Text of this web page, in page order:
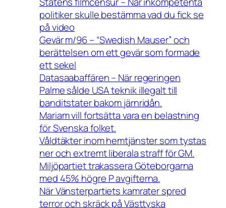
politiker skulle bestämma vad du fick se
på video
Gevär m/96 – “Swedish Mauser” och
berättelsen om ett gevär som formade
ett sekel
Datasaabaffären – När regeringen
Palme sålde USA teknik illegalt till
banditstater bakom järnridån.
Mariam vill fortsätta vara en belastning
för Svenska folket.
Våldtäkter inom hemtjänster som tystas
ner och extremt liberala straff för GM.
Miljöpartiet trakassera Göteborgarna
med 45% högre P avgifterna.
När Vänsterpartiets kamrater spred
terror och skräck på Västtyska